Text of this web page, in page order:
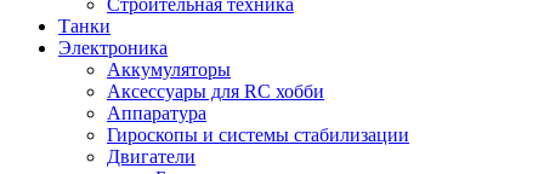
Строительная техника
Танки
Электроника
Аккумуляторы
Аксессуары для RC хобби
Аппаратура
Гироскопы и системы стабилизации
Двигатели